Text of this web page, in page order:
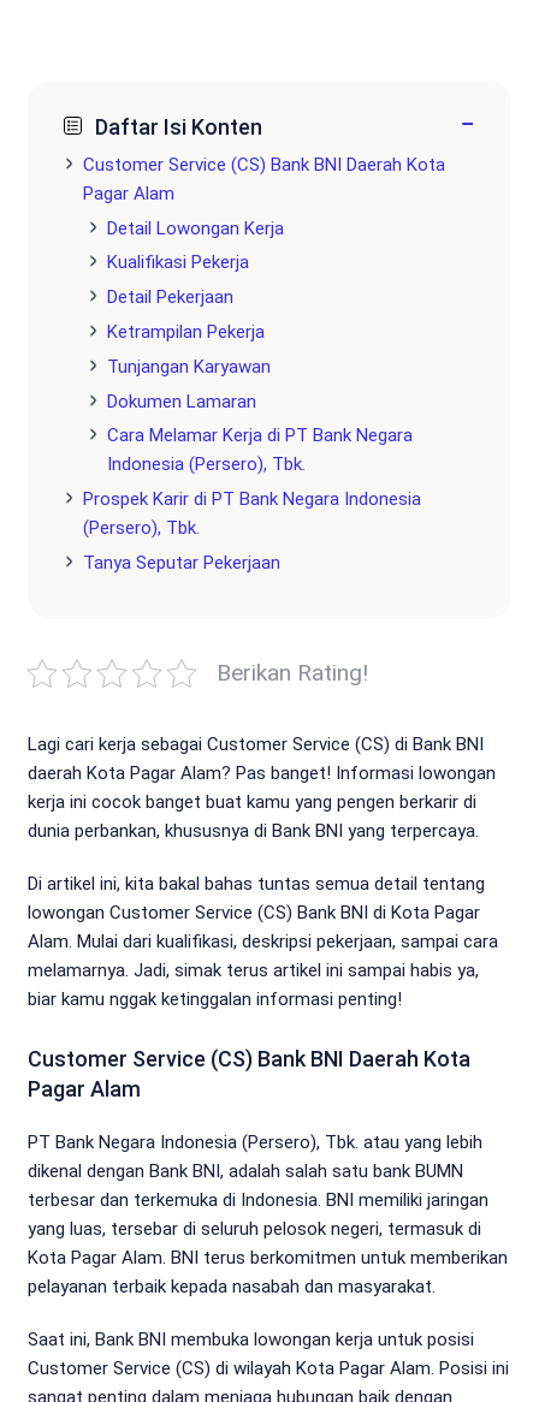
Daftar Isi Konten −
Customer Service (CS) Bank BNI Daerah Kota
Pagar Alam
Detail Lowongan Kerja
Kualifikasi Pekerja
Detail Pekerjaan
Ketrampilan Pekerja
Tunjangan Karyawan
Dokumen Lamaran
Cara Melamar Kerja di PT Bank Negara
Indonesia (Persero), Tbk.
Prospek Karir di PT Bank Negara Indonesia
(Persero), Tbk.
Tanya Seputar Pekerjaan
Berikan Rating!
Lagi cari kerja sebagai Customer Service (CS) di Bank BNI
daerah Kota Pagar Alam? Pas banget! Informasi lowongan
kerja ini cocok banget buat kamu yang pengen berkarir di
dunia perbankan, khususnya di Bank BNI yang terpercaya.
Di artikel ini, kita bakal bahas tuntas semua detail tentang
lowongan Customer Service (CS) Bank BNI di Kota Pagar
Alam. Mulai dari kualifikasi, deskripsi pekerjaan, sampai cara
melamarnya. Jadi, simak terus artikel ini sampai habis ya,
biar kamu nggak ketinggalan informasi penting!
Customer Service (CS) Bank BNI Daerah Kota
Pagar Alam
PT Bank Negara Indonesia (Persero), Tbk. atau yang lebih
dikenal dengan Bank BNI, adalah salah satu bank BUMN
terbesar dan terkemuka di Indonesia. BNI memiliki jaringan
yang luas, tersebar di seluruh pelosok negeri, termasuk di
Kota Pagar Alam. BNI terus berkomitmen untuk memberikan
pelayanan terbaik kepada nasabah dan masyarakat.
Saat ini, Bank BNI membuka lowongan kerja untuk posisi
Customer Service (CS) di wilayah Kota Pagar Alam. Posisi ini
sangat penting dalam menjaga hubungan baik dengan